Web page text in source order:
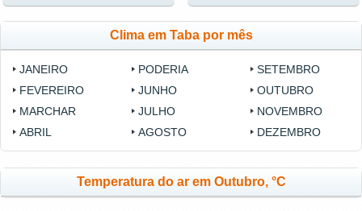
Clima em Taba por mês
JANEIRO
FEVEREIRO
MARCHAR
ABRIL
PODERIA
JUNHO
JULHO
AGOSTO
SETEMBRO
OUTUBRO
NOVEMBRO
DEZEMBRO
Temperatura do ar em Outubro, °C